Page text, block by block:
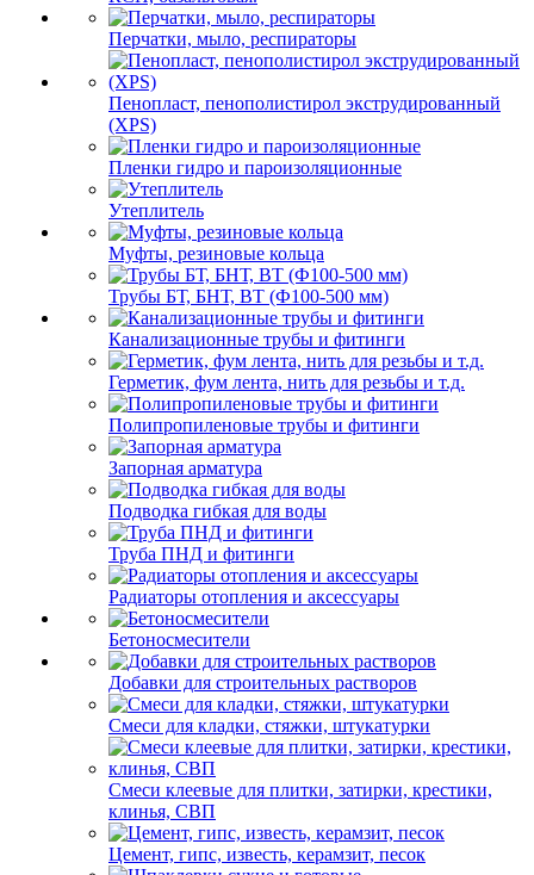
Перчатки, мыло, респираторы
Пенопласт, пенополистирол экструдированный
(XPS)
Пленки гидро и пароизоляционные
Утеплитель
Муфты, резиновые кольца
Трубы БТ, БНТ, ВТ (Ф100-500 мм)
Канализационные трубы и фитинги
Герметик, фум лента, нить для резьбы и т.д.
Полипропиленовые трубы и фитинги
Запорная арматура
Подводка гибкая для воды
Труба ПНД и фитинги
Радиаторы отопления и аксессуары
Бетоносмесители
Добавки для строительных растворов
Смеси для кладки, стяжки, штукатурки
Смеси клеевые для плитки, затирки, крестики,
клинья, СВП
Цемент, гипс, известь, керамзит, песок